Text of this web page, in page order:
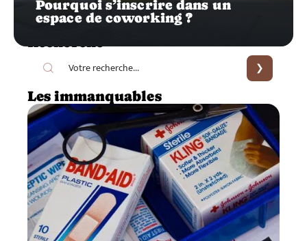
Pourquoi s’inscrire dans un
espace de coworking ?
Les immanquables